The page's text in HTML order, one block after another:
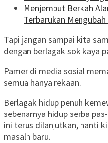
Menjemput Berkah
Terbarukan
Tapi jangan sampai kita
dengan berlagak sok kaya
Pamer di media sosial
semua hanya rekaan.
Berlagak hidup penuh
sebenarnya hidup serba
ini terus dilanjutkan, nanti
masalh baru.